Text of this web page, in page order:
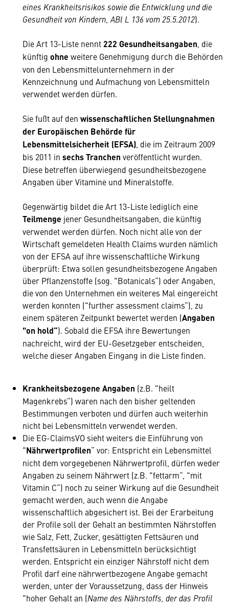
eines Krankheitsrisikos sowie die Entwicklung und die
Gesundheit von Kindern, ABl L 136 vom 25.5.2012).
Die Art 13-Liste nennt 222 Gesundheitsangaben , die
künftig ohne weitere Genehmigung durch die Behörden
von den Lebensmittelunternehmern in der
Kennzeichnung und Aufmachung von Lebensmitteln
verwendet werden dürfen.
Sie fußt auf den wissenschaftlichen Stellungnahmen
der Europäischen Behörde für
Lebensmittelsicherheit (EFSA) , die im Zeitraum 2009
bis 2011 in sechs Tranchen veröffentlicht wurden.
Diese betreffen überwiegend gesundheitsbezogene
Angaben über Vitamine und Mineralstoffe.
Gegenwärtig bildet die Art 13-Liste lediglich eine
Teilmenge jener Gesundheitsangaben, die künftig
verwendet werden dürfen. Noch nicht alle von der
Wirtschaft gemeldeten Health Claims wurden nämlich
von der EFSA auf ihre wissenschaftliche Wirkung
überprüft: Etwa sollen gesundheitsbezogene Angaben
über Pflanzenstoffe (sog. "Botanicals“) oder Angaben,
die von den Unternehmen ein weiteres Mal eingereicht
werden konnten ("further assessment claims“), zu
einem späteren Zeitpunkt bewertet werden (Angaben
"on hold“). Sobald die EFSA ihre Bewertungen
nachreicht, wird der EU-Gesetzgeber entscheiden,
welche dieser Angaben Eingang in die Liste finden.
Krankheitsbezogene Angaben (z.B. "heilt
Magenkrebs“) waren nach den bisher geltenden
Bestimmungen verboten und dürfen auch weiterhin
nicht bei Lebensmitteln verwendet werden.
Die EG-ClaimsVO sieht weiters die Einführung von
"Nährwertprofilen“ vor: Entspricht ein Lebensmittel
nicht dem vorgegebenen Nährwertprofil, dürfen weder
Angaben zu seinem Nährwert (z.B. "fettarm“, "mit
Vitamin C“) noch zu seiner Wirkung auf die Gesundheit
gemacht werden, auch wenn die Angabe
wissenschaftlich abgesichert ist. Bei der Erarbeitung
der Profile soll der Gehalt an bestimmten Nährstoffen
wie Salz, Fett, Zucker, gesättigten Fettsäuren und
Transfettsäuren in Lebensmitteln berücksichtigt
werden. Entspricht ein einziger Nährstoff nicht dem
Profil darf eine nährwertbezogene Angabe gemacht
werden, unter der Voraussetzung, dass der Hinweis
"hoher Gehalt an (Name des Nährstoffs, der das Profil